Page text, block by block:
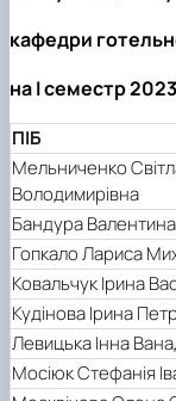
кафедри
на І семестр
ПІБ
Мельниченко
Володимирівна
Бандура
Гопкало Лариса
Ковальчук Ірина
Кудінова Ірина
Левицька Інна
Мосіюк Стефанія